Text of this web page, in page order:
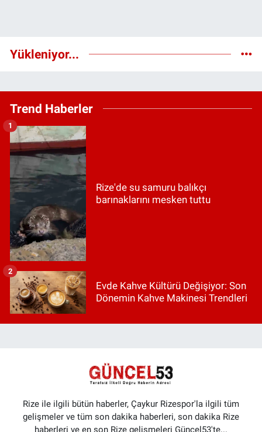
Yükleniyor...
Trend Haberler
Rize'de su samuru balıkçı
barınaklarını mesken tuttu
1
Evde Kahve Kültürü Değişiyor: Son
Dönemin Kahve Makinesi Trendleri
2
Rize ile ilgili bütün haberler, Çaykur Rizespor'la ilgili tüm
gelişmeler ve tüm son dakika haberleri, son dakika Rize
haberleri ve en son Rize gelişmeleri Güncel53'te...